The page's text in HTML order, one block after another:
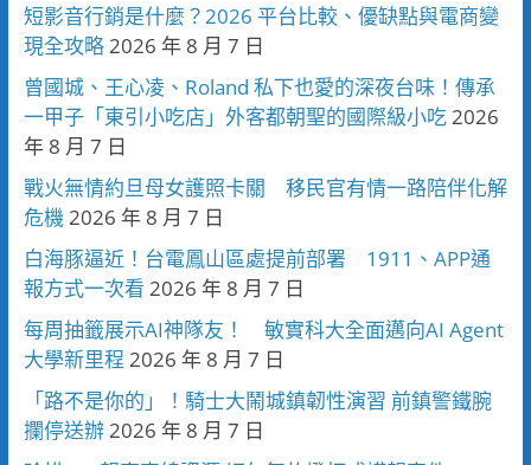
短影音行銷是什麼？2026 平台比較、優缺點與電商變
現全攻略2026 年 8 月 7 日
曾國城、王心凌、Roland 私下也愛的深夜台味！傳承
一甲子「東引小吃店」外客都朝聖的國際級小吃2026
年 8 月 7 日
戰火無情約旦母女護照卡關 移民官有情一路陪伴化解
危機2026 年 8 月 7 日
白海豚逼近！台電鳳山區處提前部署 1911、APP通
報方式一次看 2026 年 8 月 7 日
每周抽籤展示AI神隊友！ 敏實科大全面邁向AI Agent
大學新里程 2026 年 8 月 7 日
「路不是你的」！騎士大鬧城鎮韌性演習 前鎮警鐵腕
攔停送辦2026 年 8 月 7 日